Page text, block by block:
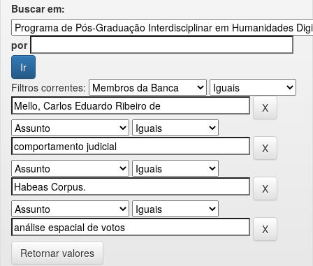
Buscar em:
por
Filtros correntes:
Retornar valores